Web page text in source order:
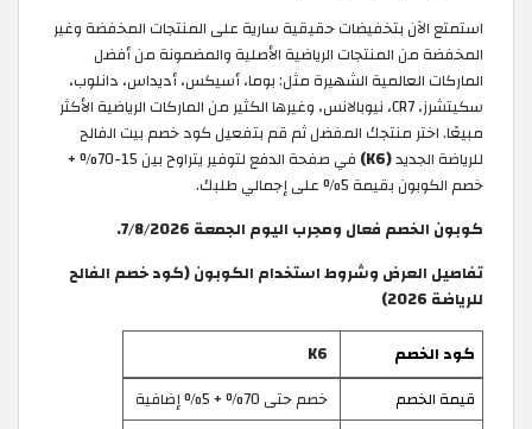
استمتع الآن بتخفيضات حقيقية سارية على المنتجات المخفضة وغير
المخفضة من المنتجات الرياضية الأصلية والمضمونة من أفضل
الماركات العالمية الشهيرة مثل: بوما، أسيكس، أديداس، دانلوب،
سكيتشرز، CR7، نيوبالانس، وغيرها الكثير من الماركات الرياضية الأكثر
مبيعًا. اختر منتجك المفضل ثم قم بتفعيل كود خصم بيت الفالح
للرياضة الجديد(K6)
في صفحة الدفع لتوفير يتراوح بين 15-70% +
خصم الكوبون بقيمة 5% على إجمالي طلبك.
كوبون الخصم فعال ومجرب اليوم الجمعة 7/8/2026.
تفاصيل العرض وشروط استخدام الكوبون (كود خصم الفالح
للرياضة 2026)
كود الخصم
K6
قيمة الخصم
خصم حتى 70% + 5% إضافية